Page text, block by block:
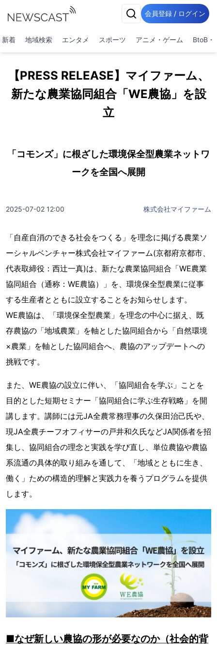
会員登録 / ログイン
新着 地域検索 エンタメ スポーツ アニメ・ゲーム BtoB・
【PRESS RELEASE】マイファーム、
新たな農業協同組合「WE農協」を設
立
「コモンズ」に根ざした環境保全型農業ネットワ
ークを全国へ展開
2025-07-02 12:00 株式会社マイファーム
「自産自消のできる社会をつくる」を理念に掲げる農業ソ
ーシャルベンチャー株式会社マイファーム(京都府京都市、
代表取締役：西辻一真)は、新たな農業協同組合「WE農業
協同組合（通称：WE農協）」を、環境保全型農業に従事
する生産者とともに設立することをお知らせします。
WE農協は、「環境保全型農業」を理念の中心に据え、既
存農協の「地域農業」を軸とした協同組合から「自然環境
×農業」を軸とした協同組合へ、農協のアップデートへの
挑戦です。
また、WE農協の設立に伴い、「協同組合を学ぶ」ことを
目的とした短期セミナー「協同組合に学ぶ生存戦略」を開
講します。講師には元JA全農常務理事の久保田治己氏や、
現JA全農チーフオフィサーの戸井和久氏などJA関係者を招
集し、協同組合の理念と実践を学び直し、単位農協や農協
系流通の具体的取り組みを通して、「地域とともに生き、
働く」ための構造的理解と実践力を養うプログラムを提供
します。
■なぜ新しい農協の形が必要なのか（社会的背